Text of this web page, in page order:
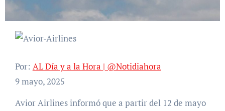
Por: AL Día y a la Hora | @Notidiahora
9 mayo, 2025
Avior Airlines informó que a partir del 12 de mayo